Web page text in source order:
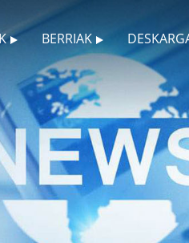
BERRIAK